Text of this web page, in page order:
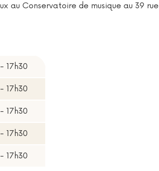
au Conservatoire de musique au 39 rue
17h30
17h30
17h30
17h30
17h30